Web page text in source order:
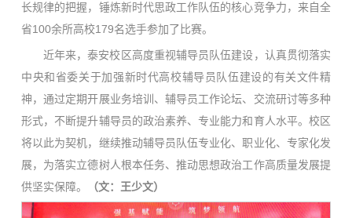
长规律的把握，锤炼新时代思政工作队伍的核心竞争力，来自全
省100余所高校179名选手参加了比赛。
近年来，泰安校区高度重视辅导员队伍建设，认真贯彻落实
中央和省委关于加强新时代高校辅导员队伍建设的有关文件精
神，通过定期开展业务培训、辅导员工作论坛、交流研讨等多种
形式，不断提升辅导员的政治素养、专业能力和育人水平。校区
将以此为契机，继续推动辅导员队伍专业化、职业化、专家化发
展，为落实立德树人根本任务、推动思想政治工作高质量发展提
供坚实保障。
（文：王少文）